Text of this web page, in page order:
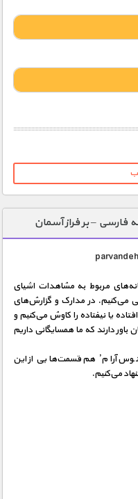
فارسی – بر فراز آسمان
مربوط به مشاهدات اشیای
می‌كنیم. در مدارک و گزارش‌های
یا نیفتاده را کاوش می‌كنیم و
باور دارند که ما همسایگانی داریم
آرام’ هم قسمت‌هایی از این
می‌کنیم.